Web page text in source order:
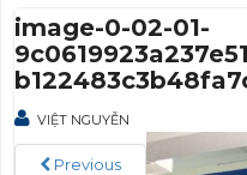
image-0-02-01-
VIỆT NGUYỄN
Previous